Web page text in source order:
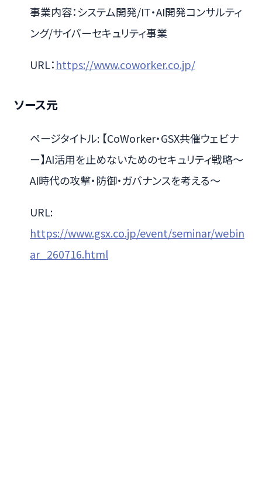
事業内容：システム開発/IT・AI開発コンサルティ
ング/サイバーセキュリティ事業
URL：https://www.coworker.co.jp/
ソース元
ページタイトル: 【CoWorker・GSX共催ウェビナ
ー】AI活用を止めないためのセキュリティ戦略〜
AI時代の攻撃・防御・ガバナンスを考える〜
URL:
https://www.gsx.co.jp/event/seminar/webin
ar_260716.html